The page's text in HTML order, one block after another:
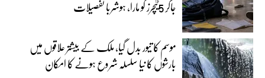
جاکر 5ٹیچرز کو مارا، ہوشربا تفصیلات
موسم کا تیور بدل گیا، ملک کے بیشتر علاقوں میں
بارشوں کا نیا سلسلہ شروع ہونے کا امکان